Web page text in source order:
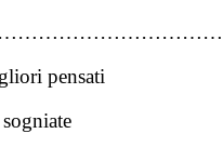
pensati